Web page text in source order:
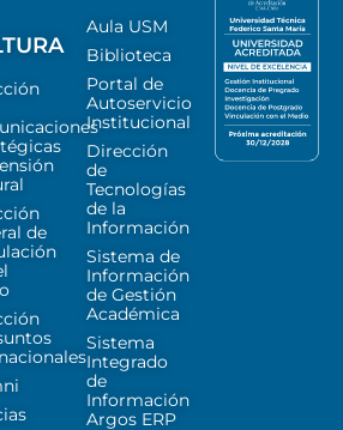
de
Aula USM
Biblioteca
Portal de
Autoservicio
Institucional
Dirección
de
Tecnologías
de la
Información
Sistema de
Información
de Gestión
Académica
Sistema
Integrado
de
Información
Argos ERP